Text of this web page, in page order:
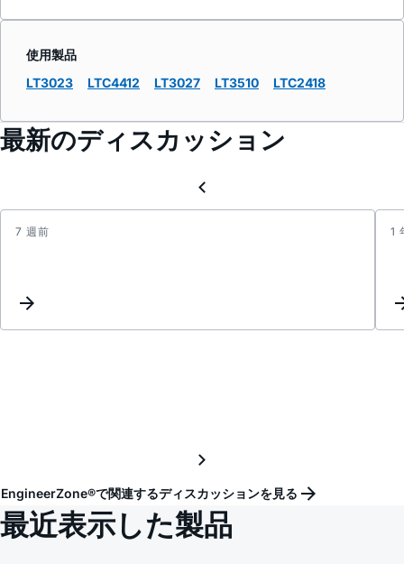
使用製品
LT3023
LTC4412 LT3027 LT3510 LTC2418
最新のディスカッション
7 週前
Figure
1
EngineerZone®で関連するディスカッションを見る
最近表示した製品